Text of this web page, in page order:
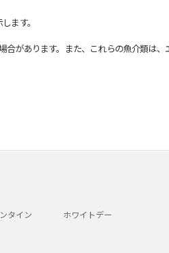
ます。
あります。また、これらの魚介類は、
タイン ホワイトデー